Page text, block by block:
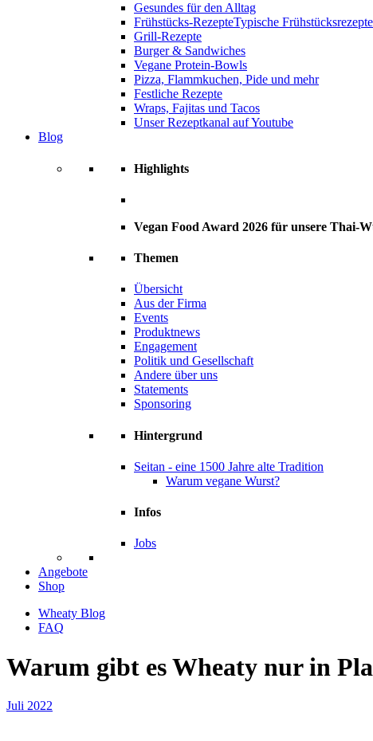
Gesundes für den Alltag
Frühstücks-RezepteTypische
Grill-Rezepte
Burger & Sandwiches
Vegane Protein-Bowls
Pizza, Flammkuchen, Pide und mehr
Festliche Rezepte
Wraps, Fajitas und Tacos
Unser Rezeptkanal auf Youtube
Blog
Highlights
Vegan Food Award 2026 für unsere Thai-
Themen
Übersicht
Aus der Firma
Events
Produktnews
Engagement
Politik und Gesellschaft
Andere über uns
Statements
Sponsoring
Hintergrund
Seitan - eine 1500 Jahre alte Tradition
Warum vegane Wurst?
Infos
Jobs
Angebote
Shop
Wheaty Blog
FAQ
Warum gibt es Wheaty nur in
Juli 2022